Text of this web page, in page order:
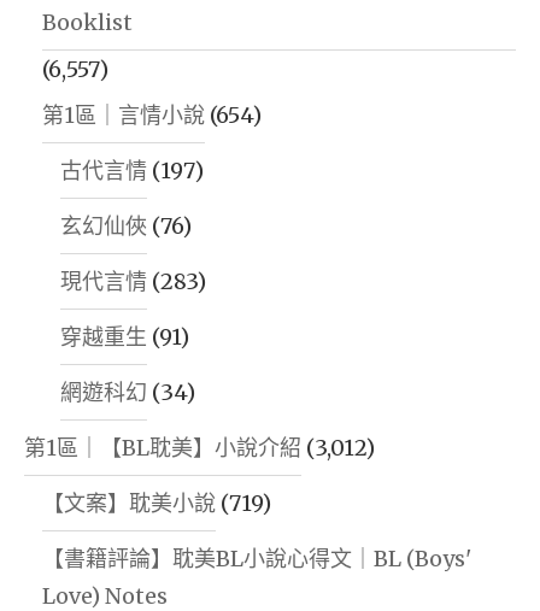
Booklist
(6,557)
第1區｜言情小說 (654)
古代言情 (197)
玄幻仙俠 (76)
現代言情 (283)
穿越重生 (91)
網遊科幻 (34)
第1區｜【BL耽美】小說介紹 (3,012)
【文案】耽美小說 (719)
【書籍評論】耽美BL小說心得文｜BL (Boys'
Love) Notes